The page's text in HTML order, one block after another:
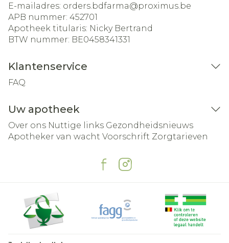
E-mailadres: orders.bdfarma@proximus.be
APB nummer: 452701
Apotheek titularis: Nicky Bertrand
BTW nummer: BE0458341331
Klantenservice
FAQ
Uw apotheek
Over ons Nuttige links Gezondheidsnieuws
Apotheker van wacht Voorschrift Zorgtarieven